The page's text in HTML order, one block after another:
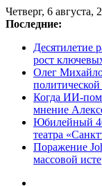
Перейти
к
Четверг, 6 августа,
Последние:
Десятилетие
рост
Олег
Когда ИИ-
мнение
Юбилейный
театра
Поражение
массовой